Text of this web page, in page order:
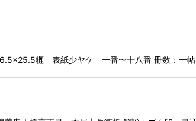
糎 表紙少ヤケ 一番〜十八番 冊数：一